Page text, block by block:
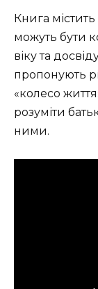
Книга
можуть бути
віку та
пропонують
«колесо
розуміти
ними.